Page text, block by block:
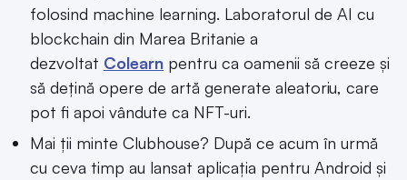
folosind machine learning. Laboratorul de AI cu
blockchain din Marea Britanie a
dezvoltat Colearn pentru ca oamenii să creeze și
să dețină opere de artă generate aleatoriu, care
pot fi apoi vândute ca NFT-uri.
Mai ții minte Clubhouse? După ce acum în urmă
cu ceva timp au lansat aplicația pentru Android și